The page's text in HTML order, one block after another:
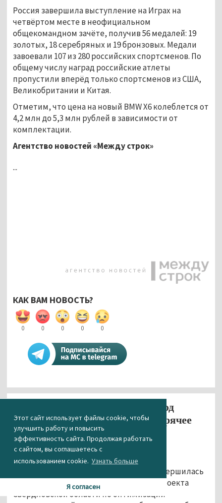
Этот сайт использует файлы cookie, чтобы
улучшить работу и повысить
эффективность сайта. Продолжая работать
с сайтом, вы соглашаетесь с
использованием cookie. Узнать больше
Я согласен
Россия завершила выступление на Играх на
четвёртом месте в неофициальном
общекомандном зачёте, получив 56 медалей: 19
золотых, 18 серебряных и 19 бронзовых. Медали
завоевали 107 из 280 российских спортсменов. По
общему числу наград российские атлеты
пропустили вперёд только спортсменов из США,
Великобритании и Китая.
Отметим, что цена на новый BMW Х6 колеблется от
4,2 млн до 5,3 млн рублей в зависимости от
комплектации.
Агентство новостей «Между строк»
...
КАК ВАМ НОВОСТЬ?
0 0 0 0 0
В пяти населённых пунктах под
Нижним Тагилом появится горячее
водоснабжение
25.08.2016 15:31
В Горноуральском городском округе завершилась
реализация первого этапа пилотного проекта
Свердловской области по оптимизации